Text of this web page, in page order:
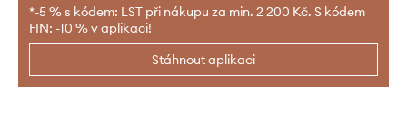
*-5 % s kódem: LST při nákupu za min. 2 200 Kč. S kódem
FIN: -10 % v aplikaci!
Stáhnout aplikaci